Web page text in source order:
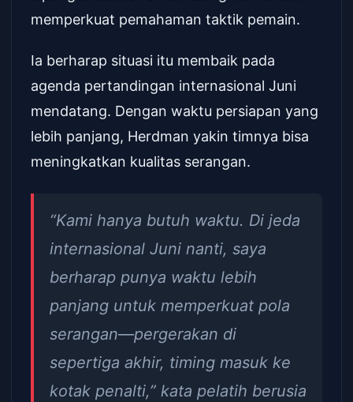
memperkuat pemahaman taktik pemain.
Ia berharap situasi itu membaik pada
agenda pertandingan internasional Juni
mendatang. Dengan waktu persiapan yang
lebih panjang, Herdman yakin timnya bisa
meningkatkan kualitas serangan.
“Kami hanya butuh waktu. Di jeda
internasional Juni nanti, saya
berharap punya waktu lebih
panjang untuk memperkuat pola
serangan—pergerakan di
sepertiga akhir, timing masuk ke
kotak penalti,” kata pelatih berusia